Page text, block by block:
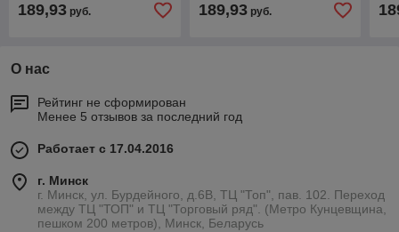
189,93 руб. 189,93руб.
О нас
Рейтинг не сформирован
Менее 5 отзывов за последний год
Работает с 17.04.2016
г. Минск
г. Минск, ул. Бурдейного, д.6В, ТЦ "Топ", пав. 102. Переход
между ТЦ "ТОП" и ТЦ "Торговый ряд". (Метро Кунцевщина,
пешком 200 метров), Минск, Беларусь